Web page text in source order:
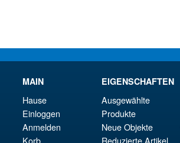
MAIN
Hause
Einloggen
Anmelden
Korb
EIGENSCHAFTEN
Ausgewählte
Produkte
Neue Objekte
Reduzierte Artikel